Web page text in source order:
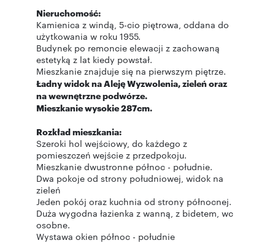
Nieruchomość:
Kamienica z windą, 5-cio piętrowa, oddana do
użytkowania w roku 1955.
Budynek po remoncie elewacji z zachowaną
estetyką z lat kiedy powstał.
Mieszkanie znajduje się na pierwszym piętrze.
Ładny widok na Aleję Wyzwolenia, zieleń oraz
na wewnętrzne podwórze.
Mieszkanie wysokie 287cm.
Rozkład mieszkania:
Szeroki hol wejściowy, do każdego z
pomieszczeń wejście z przedpokoju.
Mieszkanie dwustronne północ - południe.
Dwa pokoje od strony południowej, widok na
zieleń
Jeden pokój oraz kuchnia od strony północnej.
Duża wygodna łazienka z wanną, z bidetem, wc
osobne.
Wystawa okien północ - południe